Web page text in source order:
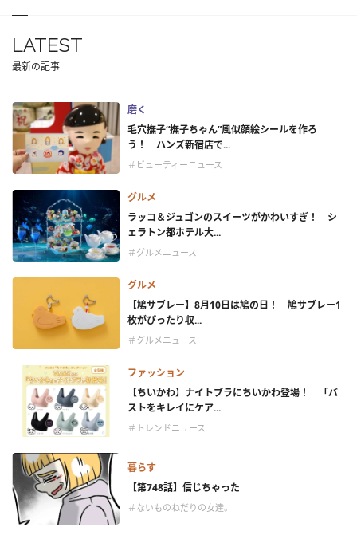
LATEST
最新の記事
磨く
毛穴撫子“撫子ちゃん”風似顔絵シールを作ろ
う！ ハンズ新宿店で...
＃ビューティーニュース
グルメ
ラッコ＆ジュゴンのスイーツがかわいすぎ！ シ
ェラトン都ホテル大...
＃グルメニュース
グルメ
【鳩サブレー】8月10日は鳩の日！ 鳩サブレー1
枚がぴったり収...
＃グルメニュース
ファッション
【ちいかわ】ナイトブラにちいかわ登場！ 「バ
ストをキレイにケア...
＃トレンドニュース
暮らす
【第748話】信じちゃった
＃ないものねだりの女達。